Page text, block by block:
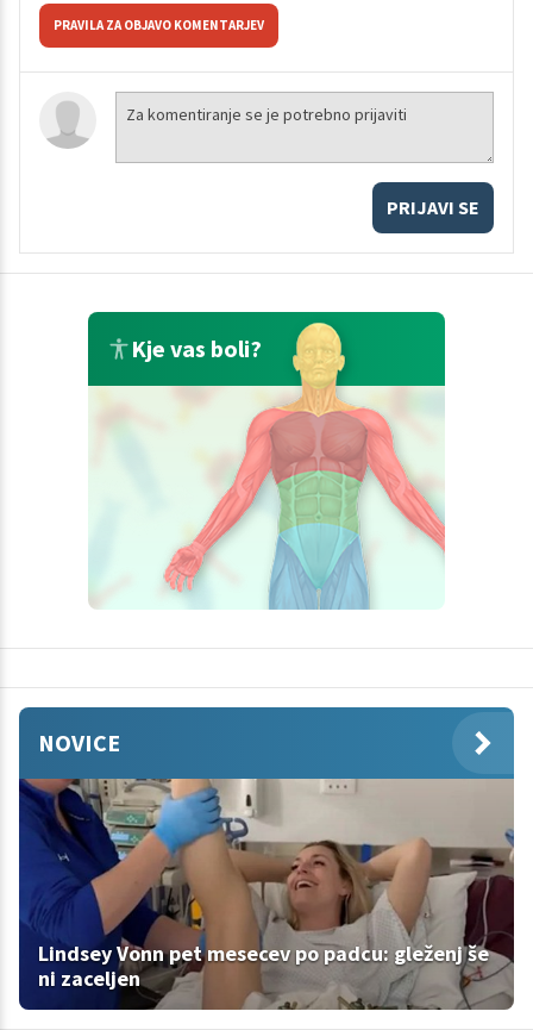
PRAVILA ZA OBJAVO KOMENTARJEV
PRIJAVI SE
Kje vas boli?
NOVICE
Lindsey Vonn pet mesecev po padcu: gleženj še
ni zaceljen